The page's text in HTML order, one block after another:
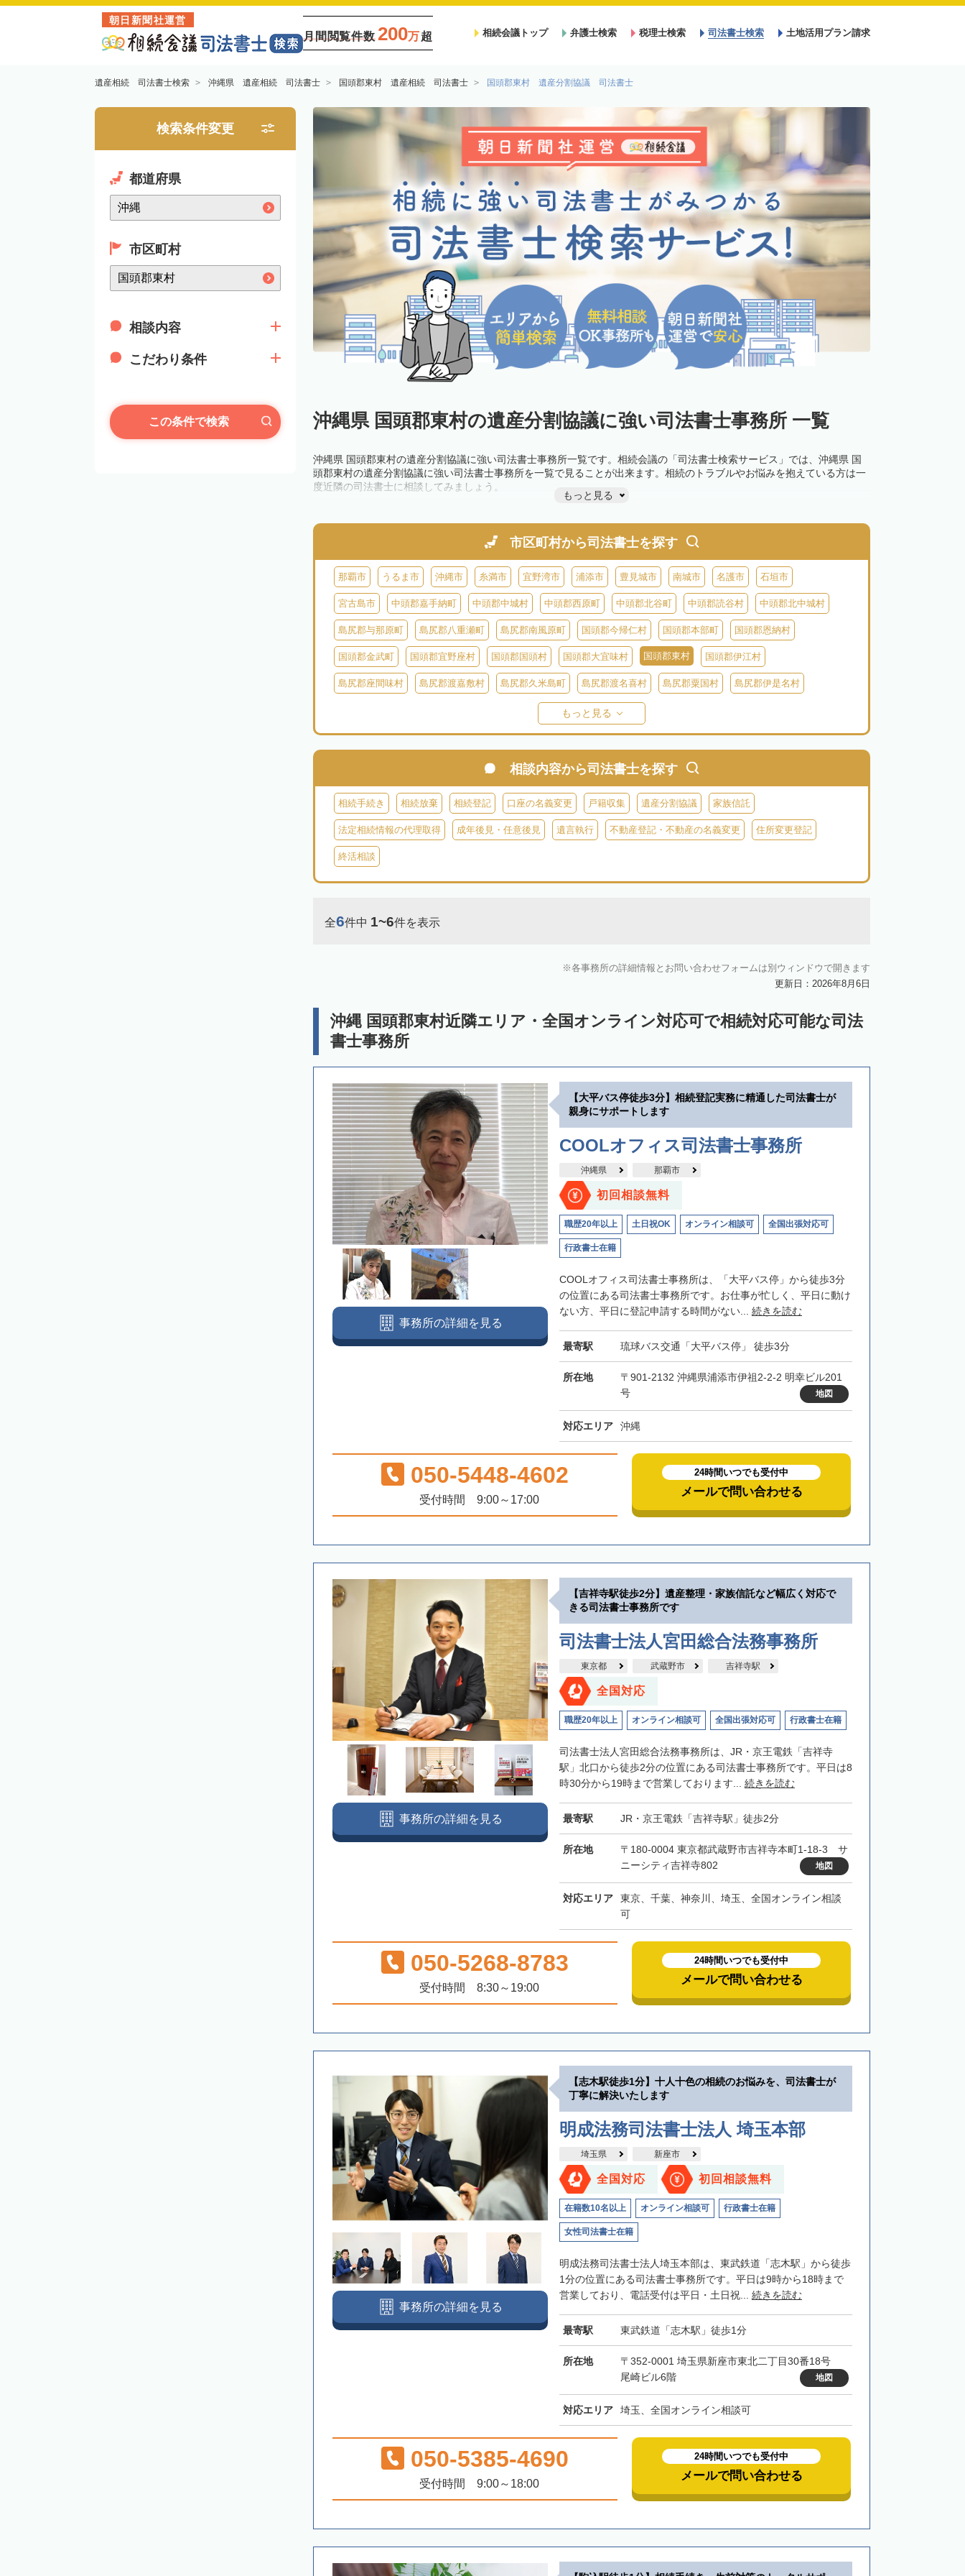
朝日新聞社運営
月間閲覧件数 200万超 相続会議トップ 弁護士検索 税理士検索 司法書士検索 土地活用プラン請求
遺産相続 司法書士検索 沖縄県 遺産相続 司法書士 国頭郡東村 遺産相続 司法書士 国頭郡東村 遺産分割協議 司法書士
検索条件変更
都道府県
市区町村
相談内容
こだわり条件
この条件で検索 沖縄県 国頭郡東村の遺産分割協議に強い司法書士事務所 一覧
沖縄県 国頭郡東村の遺産分割協議に強い司法書士事務所一覧です。相続会議の「司法書士検索サービス」では、沖縄県 国
頭郡東村の遺産分割協議に強い司法書士事務所を一覧で見ることが出来ます。相続のトラブルやお悩みを抱えている方は一
度近隣の司法書士に相談してみましょう。
もっと見る
市区町村から司法書士を探す
那覇市 うるま市 沖縄市 糸満市 宜野湾市 浦添市 豊見城市 南城市 名護市 石垣市
宮古島市 中頭郡嘉手納町 中頭郡中城村 中頭郡西原町 中頭郡北谷町 中頭郡読谷村 中頭郡北中城村
島尻郡与那原町 島尻郡八重瀬町 島尻郡南風原町 国頭郡今帰仁村 国頭郡本部町 国頭郡恩納村
国頭郡金武町 国頭郡宜野座村 国頭郡国頭村 国頭郡大宜味村 国頭郡東村 国頭郡伊江村
島尻郡座間味村 島尻郡渡嘉敷村 島尻郡久米島町 島尻郡渡名喜村 島尻郡粟国村 島尻郡伊是名村
島尻郡北大東村 宮古郡多良間村
もっと見る
相談内容から司法書士を探す
相続手続き 相続放棄 相続登記 口座の名義変更 戸籍収集 遺産分割協議 家族信託
法定相続情報の代理取得 成年後見・任意後見 遺言執行 不動産登記・不動産の名義変更 住所変更登記
終活相談
全6件中 1~6件を表示
各事務所の詳細情報とお問い合わせフォームは別ウィンドウで開きます
更新日：2026年8月6日
沖縄 国頭郡東村近隣エリア・全国オンライン対応可で相続対応可能な司法
書士事務所
【大平バス停徒歩3分】相続登記実務に精通した司法書士が
親身にサポートします
COOLオフィス司法書士事務所
沖縄県 那覇市
初回相談無料
職歴20年以上 土日祝OK オンライン相談可 全国出張対応可
行政書士在籍
COOLオフィス司法書士事務所は、「大平バス停」から徒歩3分
の位置にある司法書士事務所です。お仕事が忙しく、平日に動け
ない方、平日に登記申請する時間がない... 続きを読む
最寄駅 琉球バス交通「大平バス停」 徒歩3分
所在地
〒901-2132 沖縄県浦添市伊祖2-2-2 明幸ビル201
号
地図
対応エリア 沖縄
事務所の詳細を見る
050-5448-4602
受付時間 9:00～17:00
24時間いつでも受付中
メールで問い合わせる
【吉祥寺駅徒歩2分】遺産整理・家族信託など幅広く対応で
きる司法書士事務所です
司法書士法人宮田総合法務事務所
東京都 武蔵野市 吉祥寺駅
全国対応
職歴20年以上 オンライン相談可 全国出張対応可 行政書士在籍
司法書士法人宮田総合法務事務所は、JR・京王電鉄「吉祥寺
駅」北口から徒歩2分の位置にある司法書士事務所です。平日は8
時30分から19時まで営業しております... 続きを読む
最寄駅 JR・京王電鉄「吉祥寺駅」徒歩2分
所在地
〒180-0004 東京都武蔵野市吉祥寺本町1-18-3 サ
ニーシティ吉祥寺802
地図
対応エリア
東京、千葉、神奈川、埼玉、全国オンライン相談
可
事務所の詳細を見る
050-5268-8783
受付時間 8:30～19:00
24時間いつでも受付中
メールで問い合わせる
【志木駅徒歩1分】十人十色の相続のお悩みを、司法書士が
丁寧に解決いたします
明成法務司法書士法人 埼玉本部
埼玉県 新座市
全国対応 初回相談無料
在籍数10名以上 オンライン相談可 行政書士在籍
女性司法書士在籍
明成法務司法書士法人埼玉本部は、東武鉄道「志木駅」から徒歩
1分の位置にある司法書士事務所です。平日は9時から18時まで
営業しており、電話受付は平日・土日祝... 続きを読む
最寄駅 東武鉄道「志木駅」徒歩1分
所在地
〒352-0001 埼玉県新座市東北二丁目30番18号
尾崎ビル6階
地図
対応エリア 埼玉、全国オンライン相談可
事務所の詳細を見る
050-5385-4690
受付時間 9:00～18:00
24時間いつでも受付中
メールで問い合わせる